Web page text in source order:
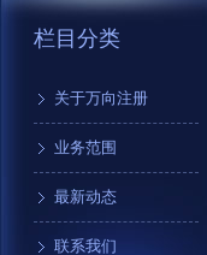
栏目分类
关于万向注册
业务范围
最新动态
联系我们